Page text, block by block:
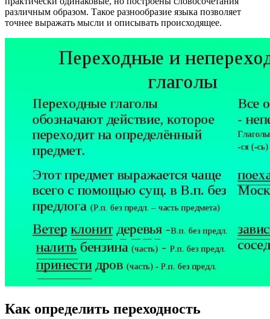
различным образом. Такое разнообразие языка позволяет
точнее выражать мысли и описывать происходящее.
Как определить переходность